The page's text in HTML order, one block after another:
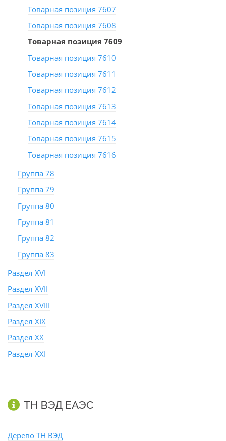
Товарная позиция 7607
Товарная позиция 7608
Товарная позиция 7609
Товарная позиция 7610
Товарная позиция 7611
Товарная позиция 7612
Товарная позиция 7613
Товарная позиция 7614
Товарная позиция 7615
Товарная позиция 7616
Группа 78
Группа 79
Группа 80
Группа 81
Группа 82
Группа 83
Раздел XVI
Раздел XVII
Раздел XVIII
Раздел XIX
Раздел XX
Раздел XXI
ТН ВЭД ЕАЭС
Дерево ТН ВЭД